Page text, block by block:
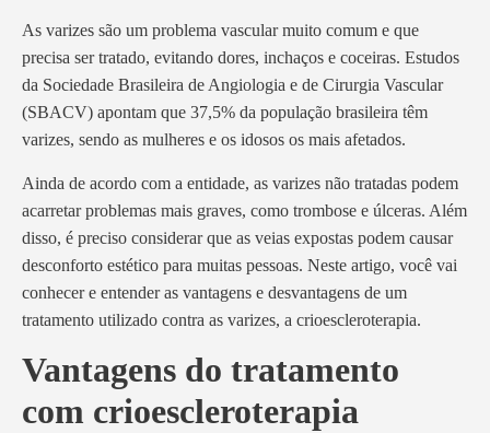
As varizes são um problema vascular muito comum e que
precisa ser tratado, evitando dores, inchaços e coceiras. Estudos
da Sociedade Brasileira de Angiologia e de Cirurgia Vascular
(SBACV) apontam que 37,5% da população brasileira têm
varizes, sendo as mulheres e os idosos os mais afetados.
Ainda de acordo com a entidade, as varizes não tratadas podem
acarretar problemas mais graves, como trombose e úlceras. Além
disso, é preciso considerar que as veias expostas podem causar
desconforto estético para muitas pessoas. Neste artigo, você vai
conhecer e entender as vantagens e desvantagens de um
tratamento utilizado contra as varizes, a crioescleroterapia.
Vantagens do tratamento
com crioescleroterapia